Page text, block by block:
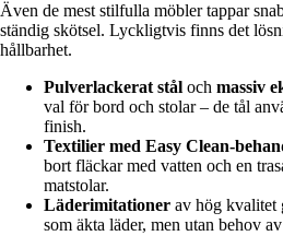
Även de mest stilfulla möbler tappar
ständig skötsel. Lyckligtvis finns det
hållbarhet.
Pulverlackerat stål och massiv
val för bord och stolar – de tål
finish.
Textilier med Easy Clean-
bort fläckar med vatten och en
matstolar.
Läderimitationer av hög kvalitet
som äkta läder, men utan behov